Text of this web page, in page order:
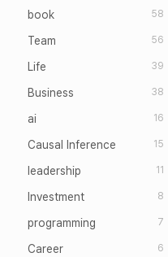
book 58
Team 56
Life 39
Business 38
ai 16
Causal Inference 15
leadership 11
Investment 8
programming 7
Career 6